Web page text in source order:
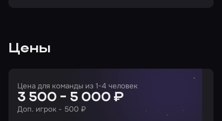
Цены
Цена для команды из 1-4 человек
3 500 - 5 000 ₽
Доп. игрок - 500 ₽